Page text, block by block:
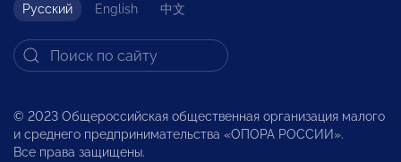
Русский English 中文
© 2023 Общероссийская общественная организация малого
и среднего предпринимательства «ОПОРА РОССИИ».
Все права защищены.